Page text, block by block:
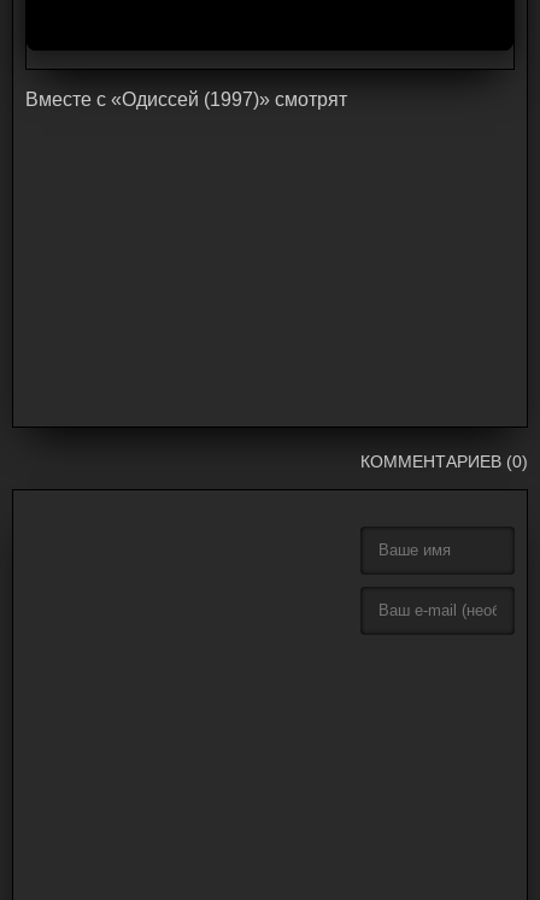
Bмecтe c «Одиссей (1997)» cмoтpят
КОММЕНТАРИЕВ (0)